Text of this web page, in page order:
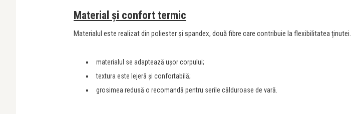
Material și confort termic
Materialul este realizat din poliester și spandex, două fibre care contribuie la flexibilitatea ținutei.
materialul se adaptează ușor corpului;
textura este lejeră și confortabilă;
grosimea redusă o recomandă pentru serile călduroase de vară.